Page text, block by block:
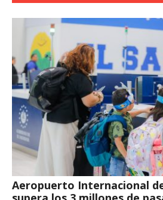
Aeropuerto Internacional